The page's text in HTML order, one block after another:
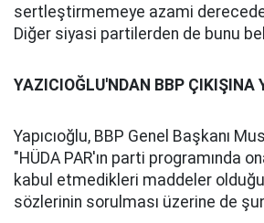
sertleştirmemeye azami
Diğer siyasi partilerden de bunu
YAZICIOĞLU'NDAN BBP ÇIKIŞINA
Yapıcıoğlu, BBP Genel Başkanı
"HÜDA PAR'ın parti programında
kabul etmedikleri maddeler
sözlerinin sorulması üzerine de